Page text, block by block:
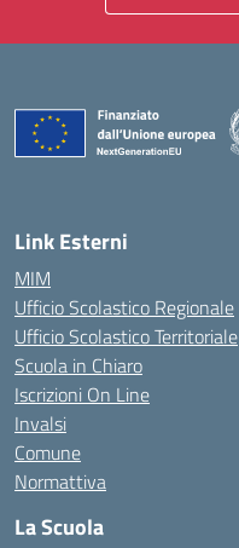
Link Esterni
MIM
Ufficio Scolastico Regionale
Ufficio Scolastico Territoriale
Scuola in Chiaro
Iscrizioni On Line
Invalsi
Comune
Normattiva
La Scuola